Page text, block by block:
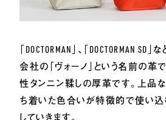
「DOCTORMAN」、「DOCTORMAN SD
会社の「ヴォーノ」という名前の革
性タンニン鞣しの厚革です。上品
ち着いた色合いが特徴的で使い
していきます。